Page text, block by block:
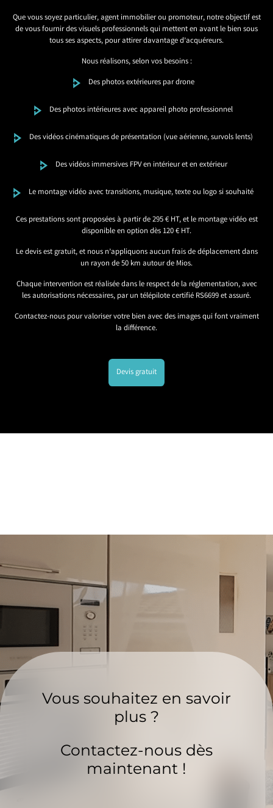
Que vous soyez particulier, agent immobilier ou promoteur, notre objectif est
de vous fournir des visuels professionnels qui mettent en avant le bien sous
tous ses aspects, pour attirer davantage d’acquéreurs.
Nous réalisons, selon vos besoins :
Des photos extérieures par drone
Des photos intérieures avec appareil photo professionnel
Des vidéos cinématiques de présentation (vue aérienne, survols lents)
Des vidéos immersives FPV en intérieur et en extérieur
Le montage vidéo avec transitions, musique, texte ou logo si souhaité
Ces prestations sont proposées à partir de 295 € HT, et le montage vidéo est
disponible en option dès 120 € HT.
Le devis est gratuit, et nous n’appliquons aucun frais de déplacement dans
un rayon de 50 km autour de Mios.
Chaque intervention est réalisée dans le respect de la réglementation, avec
les autorisations nécessaires, par un télépilote certifié RS6699 et assuré.
Contactez-nous pour valoriser votre bien avec des images qui font vraiment
la différence.
Devis gratuit
Vous souhaitez en savoir
plus ?
Contactez-nous dès
maintenant !